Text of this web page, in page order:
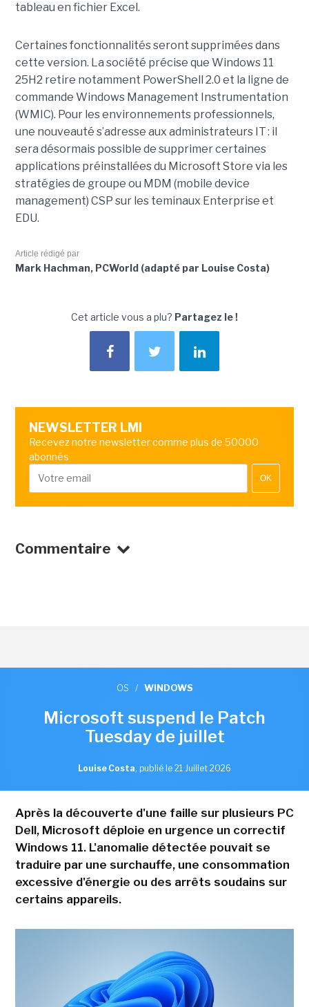
tableau en fichier Excel.
Certaines fonctionnalités seront supprimées dans
cette version. La société précise que Windows 11
25H2 retire notamment PowerShell 2.0 et la ligne de
commande Windows Management Instrumentation
(WMIC). Pour les environnements professionnels,
une nouveauté s’adresse aux administrateurs IT : il
sera désormais possible de supprimer certaines
applications préinstallées du Microsoft Store via les
stratégies de groupe ou MDM (mobile device
management) CSP sur les teminaux Enterprise et
EDU.
Article rédigé par
Mark Hachman, PCWorld (adapté par Louise Costa)
Cet article vous a plu? Partagez le !
NEWSLETTER LMI
Recevez notre newsletter comme plus de 50000
abonnés
OK
Commentaire
OS / WINDOWS
Microsoft suspend le Patch
Tuesday de juillet
Louise Costa, publié le 21 Juillet 2026
Après la découverte d'une faille sur plusieurs PC
Dell, Microsoft déploie en urgence un correctif
Windows 11. L'anomalie détectée pouvait se
traduire par une surchauffe, une consommation
excessive d'énergie ou des arrêts soudains sur
certains appareils.